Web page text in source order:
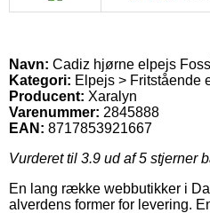
Navn: Cadiz hjørne elpejs
Kategori: Elpejs > Fritstående
Producent: Xaralyn
Varenummer: 2845888
EAN: 8717853921667
Vurderet til 3.9 ud af 5 stjerner
En lang række webbutikker i
alverdens former for levering.